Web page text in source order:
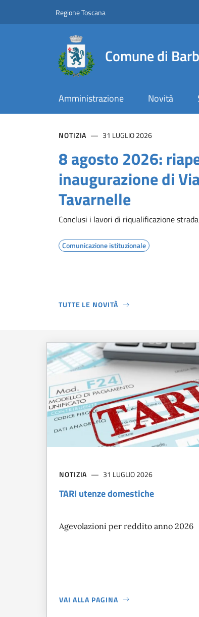
Comune di
Regione ToscanaSlim top
Comune di
Amministrazione Novità
Contenuti in
NOTIZIA 31 LUGLIO 2026
8 agosto 2026:
inaugurazione di
Tavarnelle
Conclusi i lavori di riqualificazione
Comunicazione istituzionale
TUTTE LE NOVITÀ
NOTIZIA 31 LUGLIO 2026
TARI utenze domestiche
Agevolazioni per reddito anno 2026
VAI ALLA PAGINA
A PROPOSITO DITARI UTENZE